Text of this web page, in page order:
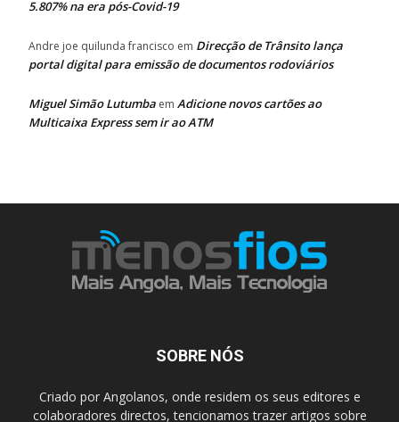
5.807% na era pós-Covid-19
Andre joe quilunda francisco em Direcção de Trânsito lança
portal digital para emissão de documentos rodoviários
Miguel Simão Lutumba em Adicione novos cartões ao
Multicaixa Express sem ir ao ATM
SOBRE NÓS
Criado por Angolanos, onde residem os seus editores e
colaboradores directos, tencionamos trazer artigos sobre